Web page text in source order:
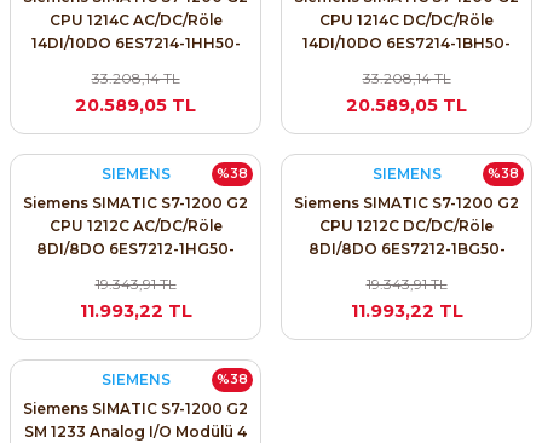
CPU 1214C AC/DC/Röle
14DI/10DO 6ES7214-1HH50-
33.208,14 TL
20.589,05 TL
CPU 1214C DC/DC/Röle
14DI/10DO 6ES7214-1BH50-
33.208,14 TL
20.589,05 TL
%38
SIEMENS
Siemens SIMATIC S7-1200 G2
CPU 1212C AC/DC/Röle
8DI/8DO 6ES7212-1HG50-
19.343,91 TL
11.993,22 TL
%38
SIEMENS
Siemens SIMATIC S7-1200 G2
CPU 1212C DC/DC/Röle
8DI/8DO 6ES7212-1BG50-
19.343,91 TL
11.993,22 TL
%38
SIEMENS
Siemens SIMATIC S7-1200 G2
SM 1233 Analog I/O Modülü 4